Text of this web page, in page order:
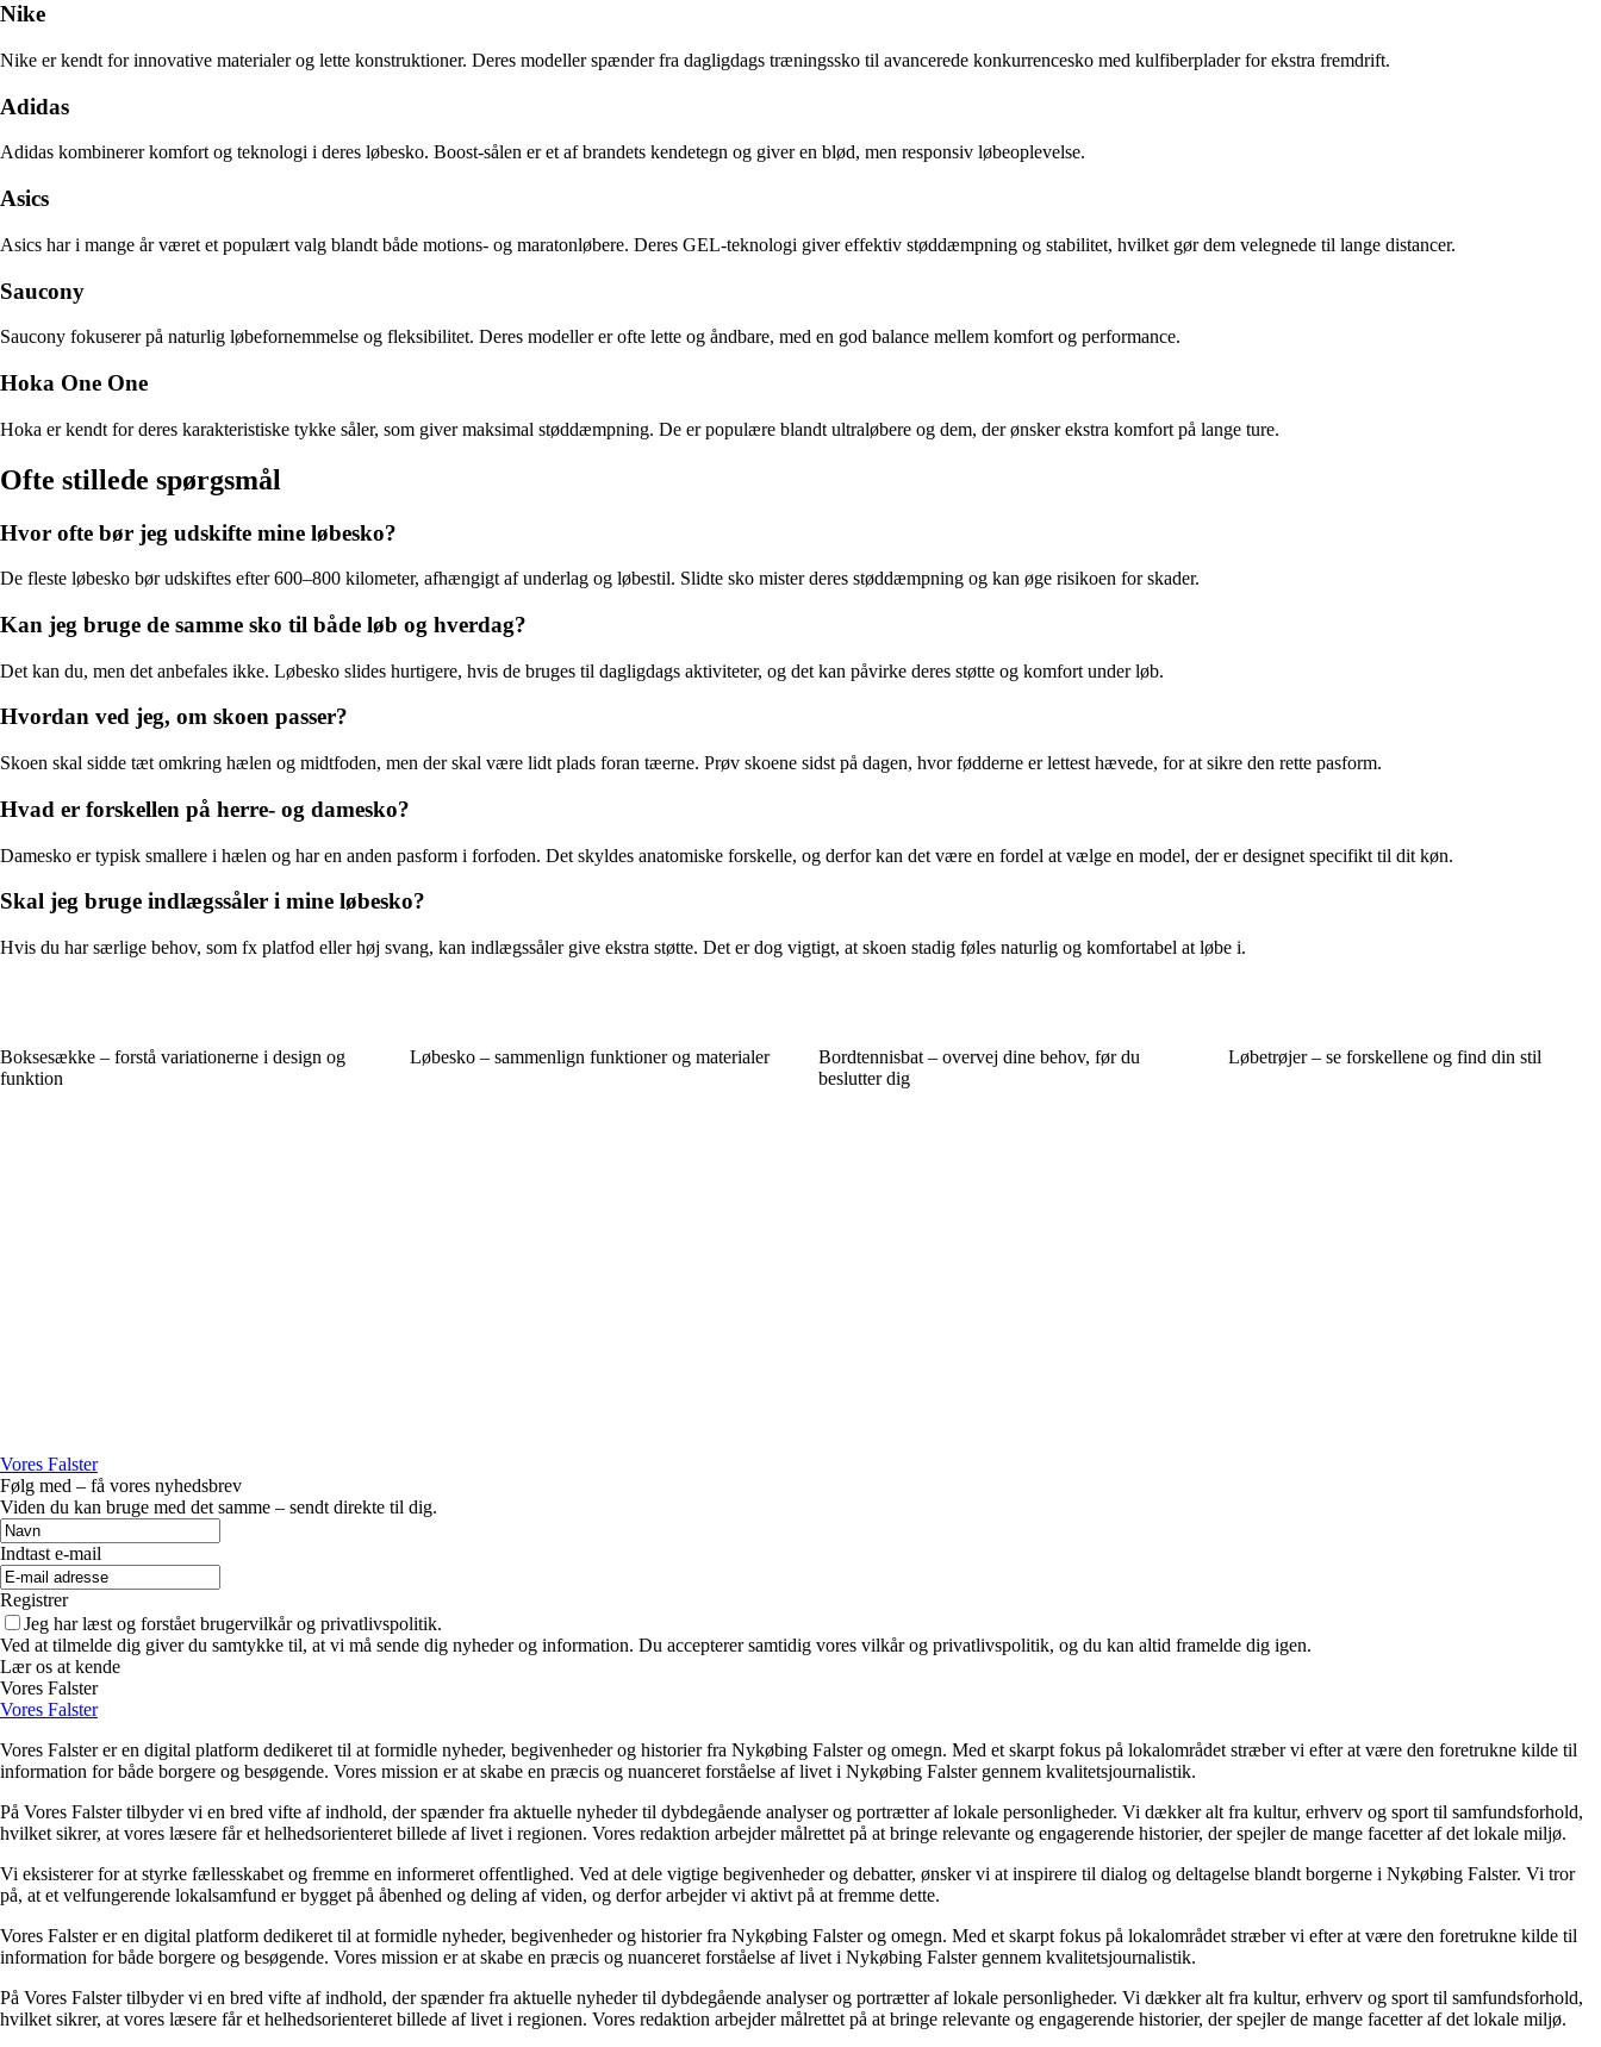
Nike
Nike er kendt for innovative materialer og lette konstruktioner. Deres modeller spænder fra dagligdags træningssko til avancerede konkurrencesko med kulfiberplader for ekstra fremdrift.
Adidas
Adidas kombinerer komfort og teknologi i deres løbesko. Boost-sålen er et af brandets kendetegn og giver en blød, men responsiv løbeoplevelse.
Asics
Asics har i mange år været et populært valg blandt både motions- og maratonløbere. Deres GEL-teknologi giver effektiv støddæmpning og stabilitet, hvilket gør dem velegnede til lange distancer.
Saucony
Saucony fokuserer på naturlig løbefornemmelse og fleksibilitet. Deres modeller er ofte lette og åndbare, med en god balance mellem komfort og performance.
Hoka One One
Hoka er kendt for deres karakteristiske tykke såler, som giver maksimal støddæmpning. De er populære blandt ultraløbere og dem, der ønsker ekstra komfort på lange ture.
Ofte stillede spørgsmål
Hvor ofte bør jeg udskifte mine løbesko?
De fleste løbesko bør udskiftes efter 600–800 kilometer, afhængigt af underlag og løbestil. Slidte sko mister deres støddæmpning og kan øge risikoen for skader.
Kan jeg bruge de samme sko til både løb og hverdag?
Det kan du, men det anbefales ikke. Løbesko slides hurtigere, hvis de bruges til dagligdags aktiviteter, og det kan påvirke deres støtte og komfort under løb.
Hvordan ved jeg, om skoen passer?
Skoen skal sidde tæt omkring hælen og midtfoden, men der skal være lidt plads foran tæerne. Prøv skoene sidst på dagen, hvor fødderne er lettest hævede, for at sikre den rette pasform.
Hvad er forskellen på herre- og damesko?
Damesko er typisk smallere i hælen og har en anden pasform i forfoden. Det skyldes anatomiske forskelle, og derfor kan det være en fordel at vælge en model, der er designet specifikt til dit køn.
Skal jeg bruge indlægssåler i mine løbesko?
Hvis du har særlige behov, som fx platfod eller høj svang, kan indlægssåler give ekstra støtte. Det er dog vigtigt, at skoen stadig føles naturlig og komfortabel at løbe i.
Boksesække – forstå variationerne i design og
funktion
Løbesko – sammenlign funktioner og materialer
Bordtennisbat – overvej dine behov, før du
beslutter dig
Løbetrøjer – se forskellene og find din stil
Vores Falster
Følg med – få vores nyhedsbrev
Viden du kan bruge med det samme – sendt direkte til dig.
Indtast e-mail
Registrer
Jeg har læst og forstået brugervilkår og privatlivspolitik.
Ved at tilmelde dig giver du samtykke til, at vi må sende dig nyheder og information. Du accepterer samtidig vores vilkår og privatlivspolitik, og du kan altid framelde dig igen.
Lær os at kende
Vores Falster
Vores Falster
Vores Falster er en digital platform dedikeret til at formidle nyheder, begivenheder og historier fra Nykøbing Falster og omegn. Med et skarpt fokus på lokalområdet stræber vi efter at være den foretrukne kilde til
information for både borgere og besøgende. Vores mission er at skabe en præcis og nuanceret forståelse af livet i Nykøbing Falster gennem kvalitetsjournalistik.
På Vores Falster tilbyder vi en bred vifte af indhold, der spænder fra aktuelle nyheder til dybdegående analyser og portrætter af lokale personligheder. Vi dækker alt fra kultur, erhverv og sport til samfundsforhold,
hvilket sikrer, at vores læsere får et helhedsorienteret billede af livet i regionen. Vores redaktion arbejder målrettet på at bringe relevante og engagerende historier, der spejler de mange facetter af det lokale miljø.
Vi eksisterer for at styrke fællesskabet og fremme en informeret offentlighed. Ved at dele vigtige begivenheder og debatter, ønsker vi at inspirere til dialog og deltagelse blandt borgerne i Nykøbing Falster. Vi tror
på, at et velfungerende lokalsamfund er bygget på åbenhed og deling af viden, og derfor arbejder vi aktivt på at fremme dette.
Vores Falster er en digital platform dedikeret til at formidle nyheder, begivenheder og historier fra Nykøbing Falster og omegn. Med et skarpt fokus på lokalområdet stræber vi efter at være den foretrukne kilde til
information for både borgere og besøgende. Vores mission er at skabe en præcis og nuanceret forståelse af livet i Nykøbing Falster gennem kvalitetsjournalistik.
På Vores Falster tilbyder vi en bred vifte af indhold, der spænder fra aktuelle nyheder til dybdegående analyser og portrætter af lokale personligheder. Vi dækker alt fra kultur, erhverv og sport til samfundsforhold,
hvilket sikrer, at vores læsere får et helhedsorienteret billede af livet i regionen. Vores redaktion arbejder målrettet på at bringe relevante og engagerende historier, der spejler de mange facetter af det lokale miljø.